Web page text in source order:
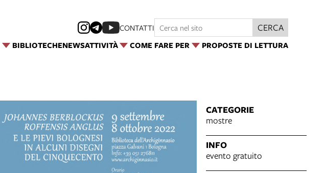
BIBLIOTECHENEWSATTIVITÀ COME FARE PER PROPOSTE DI LETTURA
CONTATTI CERCA
CATEGORIE
mostre
INFO
evento gratuito